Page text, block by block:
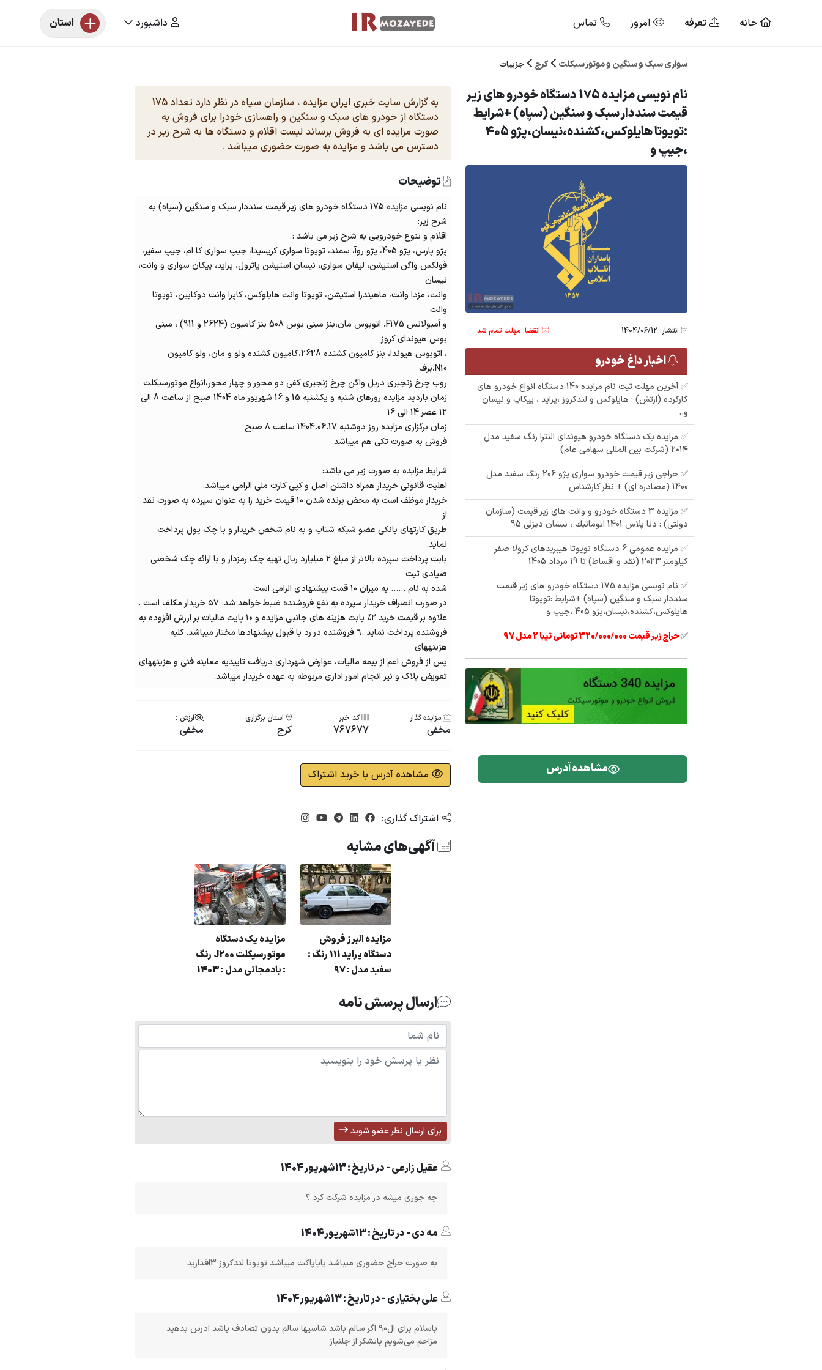
خانه تعرفه امروز تماس داشبورد استان
سواری سبک و سنگین و موتور سیکلت کرج جزییات
نام نویسی مزایده 175 دستگاه خودرو های زیر
قیمت سنددار سبک و سنگین (سپاه) +شرایط
:تویوتا هایلوکس،کشنده،نیسان،پژو 405
،جیپ و
انتشار: 1404/06/12 انقضا: مهلت تمام شد
اخبار داغ خودرو
✅ آخرین مهلت ثبت نام مزایده 140 دستگاه انواع خودرو های
کارکرده (ارتش) : هایلوکس و لندکروز ،پراید ، پیکاپ و نیسان
و..
✅ مزایده یک دستگاه خودرو هیوندای النترا رنگ سفید مدل
۲۰۱۴ (شرکت بین المللی سهامی عام)
✅ حراجی زیر قیمت خودرو سواری پژو 206 رنگ سفید مدل
1400 (مصادره ای) + نظر کارشناس
✅ مزایده 3 دستگاه خودرو و وانت های زیر قیمت (سازمان
دولتی) : دنا پلاس 1401 اتوماتيك ، نیسان دیزلی 95
✅ مزایده عمومی 6 دستگاه تویوتا هیبریدهای کرولا صفر
کیلومتر 2023 (نقد و اقساط) تا 19 مرداد 1405
✅ نام نویسی مزایده 175 دستگاه خودرو های زیر قیمت
سنددار سبک و سنگین (سپاه) +شرایط :تویوتا
هایلوکس،کشنده،نیسان،پژو 405 ،جیپ و
✅حراج زیر قیمت 320/000/000 تومانی تیبا 2 مدل 97
مشاهده آدرس
به گزارش سایت خبری ایران مزایده ، سازمان سپاه در نظر دارد تعداد 175
دستگاه از خودرو های سبک و سنگین و راهسازی خودرا برای فروش به
صورت مزایده ای به فروش برساند لیست اقلام و دستگاه ها به شرح زیر در
دسترس می باشد و مزایده به صورت حضوری میباشد .
توضیحات
نام نویسی مزایده 175 دستگاه خودرو های زیر قیمت سنددار سبک و سنگین ( سپاه) به
شرح زیر:
اقلام و تنوع خودرویی به شرح زیر می باشد :
پژو پارس، پژو 405، پژو روآ، سمند، تویوتا سواری کریسیدا، جیپ سواری کا ام، جیپ سفیر،
فولکس واگن استیشن، لیفان سواری، نیسان استیشن پاترول، پراید، پیکان سواری و وانت،
نیسان
وانت، مزدا وانت، ماهیندرا استیشن، تویوتا وانت هایلوکس، کاپرا وانت دوکابین، تویوتا
وانت
و آمبولانس F175، اتوبوس مان،بنز مینی بوس 508 بنز کامیون (2624 و 911) ، مینی
بوس هیوندای کروز
، اتوبوس هیوندا، بنز کامیون کشنده 2628،کامیون کشنده ولو و مان، ولو کامیون
N10،برف
روب چرخ زنجیری دریل واگن چرخ زنجیری کفی دو محور و چهار محور،انواع موتورسیکلت
زمان بازدید مزایده روزهای شنبه و یکشنبه 15 و 16 شهریور ماه 1404 صبح از ساعت 8 الی
12 عصر 14 الی 16
زمان برگزاری مزایده روز دوشنبه 1404.06.17 ساعت 8 صبح
فروش به صورت تکی هم میباشد
شرایط مزایده به صورت زیر می باشد:
اهلیت قانونی خریدار همراه داشتن اصل و کپی کارت ملی الزامی میباشد.
خریدار موظف است به محض برنده شدن ۱۰ قیمت خرید را به عنوان سپرده به صورت نقد
از
طریق کارتهای بانکی عضو شبکه شتاب و به نام شخص خریدار و با چک پول پرداخت
نماید.
بابت پرداخت سپرده بالاتر از مبلغ ۲ میلیارد ریال تهیه چک رمزدار و با ارائه چک شخصی
صیادی ثبت
شده به نام ...... به میزان ۱۰ قمت پیشنهادی الزامی است
در صورت انصراف خریدار سپرده به نفع فروشنده ضبط خواهد شد. ۵۷ خریدار مکلف است .
علاوه بر قیمت خرید ۲٪ بابت هزینه های جانبی مزایده و ۱۰ پایت مالیات بر ارزش افزوده به
فروشنده پرداخت نماید .٦ فروشنده در رد یا قبول پیشنهادها مختار میباشد. کلیه
هزینههای
پس از فروش اعم از بیمه مالیات، عوارض شهرداری دریافت تاییدیه معاینه فنی و هزینههای
تعویض پلاک و نیز انجام امور اداری مربوطه به عهده خریدار میباشد.
مزایده گذار
مخفی
کد خبر
767677
استان برگزاری
کرج
ارزش :
مخفی
مشاهده آدرس با خرید اشتراک
اشتراک گذاری:
آگهی‌های مشابه
مزایده یک دستگاه
موتورسیکلت J200 رنگ
: بادمجانی مدل : 1403
مزایده البرز فروش
دستگاه پراید 111 رنگ :
سفید مدل : 97
ارسال پرسش نامه
برای ارسال نظر عضو شوید
عقیل زارعی - در تاریخ : 13شهریور1404
چه جوری میشه در مزایده شرکت کرد ؟
مه دی - در تاریخ : 13شهریور1404
به صورت حراج حضوری میباشد یاباپاکت میباشد تویوتا لندکروز 3افدارید
علی بختیاری - در تاریخ : 13شهریور1404
باسلام برای ال۹۰ اگر سالم باشد شاسیها سالم بدون تصادف باشد ادرس بدهید
مزاحم می‌شویم باتشکر از جلنباز